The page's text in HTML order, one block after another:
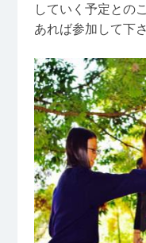
していく予定との
あれば参加して下さ